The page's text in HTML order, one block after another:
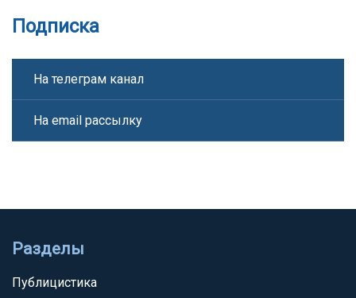
Подписка
На телеграм канал
На email рассылку
Разделы
Публицистика